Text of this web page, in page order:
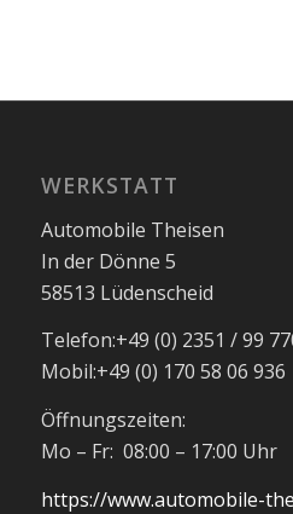
WERKSTATT
Automobile Theisen
In der Dönne 5
58513 Lüdenscheid
Telefon:+49 (0) 2351 / 99
Mobil:+49 (0) 170 58 06 936
Öffnungszeiten:
Mo – Fr: 08:00 – 17:00 Uhr
https://www.automobile-